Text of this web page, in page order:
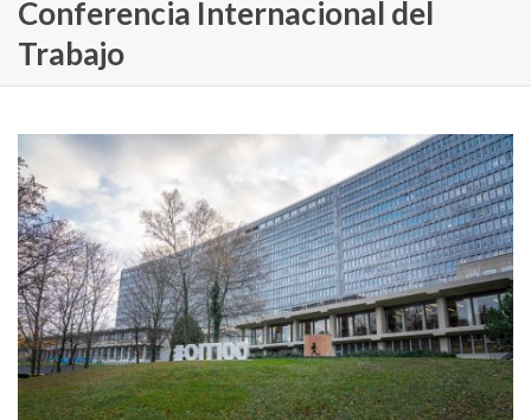
Conferencia Internacional del
Trabajo